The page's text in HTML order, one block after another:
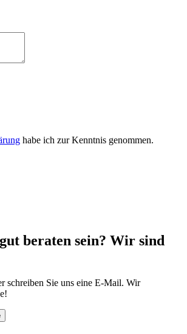
habe ich zur Kenntnis genommen.
beraten sein? Wir sind
schreiben Sie uns eine E-Mail. Wir